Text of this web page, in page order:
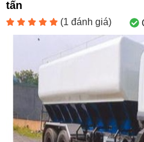
tấn
(1 đánh giá)